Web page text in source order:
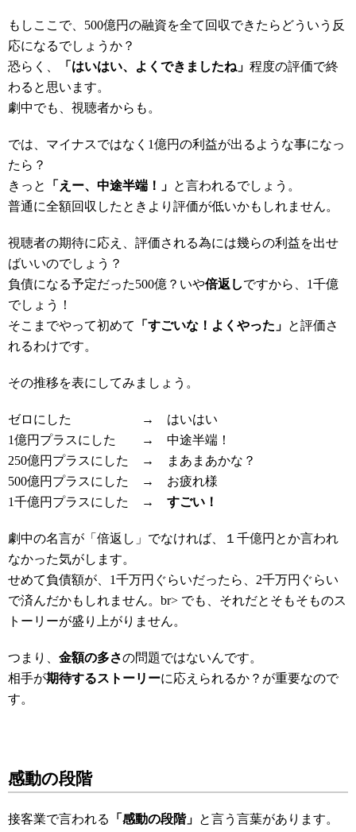
もしここで、500億円の融資を全て回収できたらどういう反
応になるでしょうか？
恐らく、
「はいはい、よくできましたね」 程度の評価で終
わると思います。
劇中でも、視聴者からも。
では、マイナスではなく1億円の利益が出るような事になっ
たら？
きっと
「えー、中途半端！」 と言われるでしょう。
普通に全額回収したときより評価が低いかもしれません。
視聴者の期待に応え、評価される為には幾らの利益を出せ
ばいいのでしょう？
負債になる予定だった500億？いや倍返しですから、1千億
でしょう！
そこまでやって初めて
「すごいな！よくやった」 と評価さ
れるわけです。
その推移を表にしてみましょう。
ゼロにした → はいはい
1億円プラスにした
→ 中途半端！
250億円プラスにした
→
まあまあかな？
500億円プラスにした
→ お疲れ様
1千億円プラスにした
→ すごい！
劇中の名言が「倍返し」でなければ、１千億円とか言われ
なかった気がします。
せめて負債額が、1千万円ぐらいだったら、2千万円ぐらい
で済んだかもしれません。br> でも、それだとそもそものス
トーリーが盛り上がりません。
つまり、 金額の多さの問題ではないんです。
相手が期待するストーリーに応えられるか？が重要なので
す。
感動の段階
接客業で言われる 「感動の段階」 と言う言葉があります。